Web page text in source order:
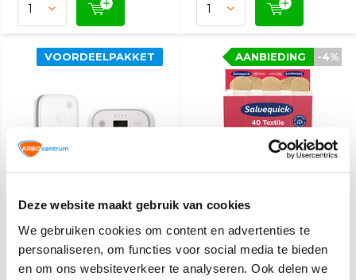
Deze website maakt gebruik van cookies
We gebruiken cookies om content en advertenties te
personaliseren, om functies voor social media te bieden
en om ons websiteverkeer te analyseren. Ook delen we
Brandpreventie pakket
2
VOORDEELPAKKET
(37,03 Incl. btw)
Salvequick 6444
navulling
-4%
AANBIEDING
6,95
(7,30 Incl. btw)